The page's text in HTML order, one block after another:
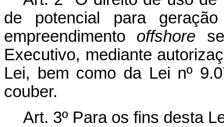
de potencial para
empreendimento offshore
Executivo, mediante
Lei, bem como da Lei nº
couber.
Art. 3º Para os fins desta